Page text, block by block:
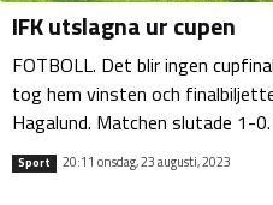
IFK utslagna ur cupen
FOTBOLL. Det blir ingen
tog hem vinsten och
Hagalund. Matchen slutade 1-
Sport 20:11 onsdag, 23 augusti, 2023